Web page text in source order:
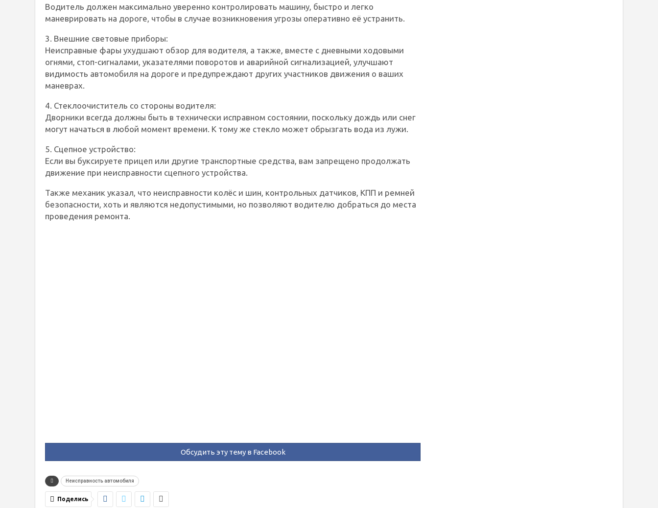
Водитель должен максимально уверенно контролировать машину, быстро и легко
маневрировать на дороге, чтобы в случае возникновения угрозы оперативно её устранить.
3. Внешние световые приборы:
Неисправные фары ухудшают обзор для водителя, а также, вместе с дневными ходовыми
огнями, стоп-сигналами, указателями поворотов и аварийной сигнализацией, улучшают
видимость автомобиля на дороге и предупреждают других участников движения о ваших
маневрах.
4. Стеклоочиститель со стороны водителя:
Дворники всегда должны быть в технически исправном состоянии, поскольку дождь или снег
могут начаться в любой момент времени. К тому же стекло может обрызгать вода из лужи.
5. Сцепное устройство:
Если вы буксируете прицеп или другие транспортные средства, вам запрещено продолжать
движение при неисправности сцепного устройства.
Также механик указал, что неисправности колёс и шин, контрольных датчиков, КПП и ремней
безопасности, хоть и являются недопустимыми, но позволяют водителю добраться до места
проведения ремонта.
Обсудить эту тему в Facebook
Неисправность автомобиля
Поделись